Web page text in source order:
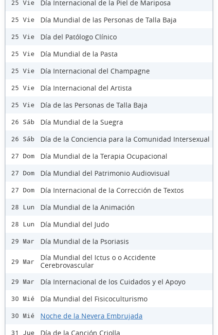
25 Vie Día Internacional de la Piel de Mariposa
25 Vie Día Mundial de las Personas de Talla Baja
25 Vie Día del Patólogo Clínico
25 Vie Día Mundial de la Pasta
25 Vie Día Internacional del Champagne
25 Vie Día Internacional del Artista
25 Vie Día de las Personas de Talla Baja
26 Sáb Día Mundial de la Suegra
26 Sáb Día de la Conciencia para la Comunidad Intersexual
27 Dom Día Mundial de la Terapia Ocupacional
27 Dom Día Mundial del Patrimonio Audiovisual
27 Dom Día Internacional de la Corrección de Textos
28 Lun Día Mundial de la Animación
28 Lun Día Mundial del Judo
29 Mar Día Mundial de la Psoriasis
29 Mar
Día Mundial del Ictus o o Accidente
Cerebrovascular
29 Mar Día Internacional de los Cuidados y el Apoyo
30 Mié Día Mundial del Fisicoculturismo
30 Mié Noche de la Nevera Embrujada
31 Jue Día de la Canción Criolla